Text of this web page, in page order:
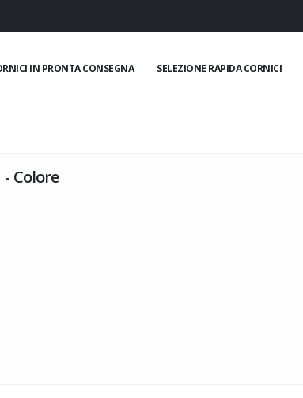
IN PRONTA CONSEGNA SELEZIONE RAPIDA CORNICI
- Colore